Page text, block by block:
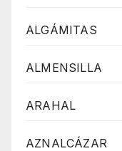
ALGÁMITAS
ALMENSILLA
ARAHAL
AZNALCÁZAR